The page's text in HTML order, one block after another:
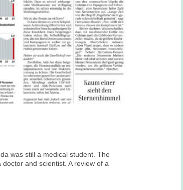
was still a medical student. The
and scientist. A review of a